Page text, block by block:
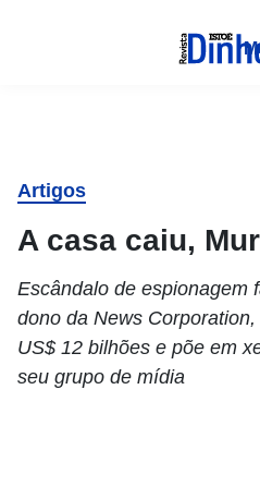
Artigos
A casa caiu,
Escândalo de espionagem
dono da News
US$ 12 bilhões e põe em
seu grupo de mídia